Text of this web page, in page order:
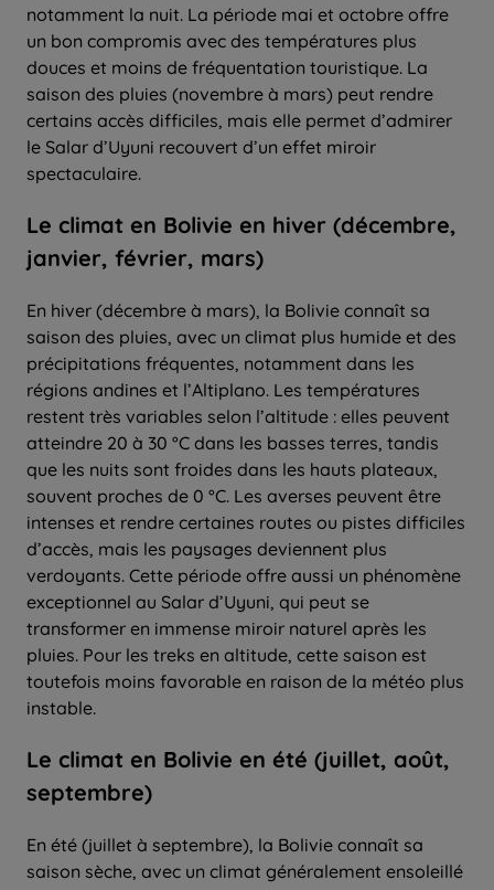
notamment la nuit. La période mai et octobre offre
un bon compromis avec des températures plus
douces et moins de fréquentation touristique. La
saison des pluies (novembre à mars) peut rendre
certains accès difficiles, mais elle permet d’admirer
le Salar d’Uyuni recouvert d’un effet miroir
spectaculaire.
Le climat en Bolivie en hiver (décembre,
janvier, février, mars)
En hiver (décembre à mars), la Bolivie connaît sa
saison des pluies, avec un climat plus humide et des
précipitations fréquentes, notamment dans les
régions andines et l’Altiplano. Les températures
restent très variables selon l’altitude : elles peuvent
atteindre 20 à 30 °C dans les basses terres, tandis
que les nuits sont froides dans les hauts plateaux,
souvent proches de 0 °C. Les averses peuvent être
intenses et rendre certaines routes ou pistes difficiles
d’accès, mais les paysages deviennent plus
verdoyants. Cette période offre aussi un phénomène
exceptionnel au Salar d’Uyuni, qui peut se
transformer en immense miroir naturel après les
pluies. Pour les treks en altitude, cette saison est
toutefois moins favorable en raison de la météo plus
instable.
Le climat en Bolivie en été (juillet, août,
septembre)
En été (juillet à septembre), la Bolivie connaît sa
saison sèche, avec un climat généralement ensoleillé